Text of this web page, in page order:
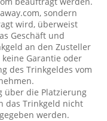
sondern
wird, überweist
Geschäft und
an den Zusteller
keine Garantie oder
des Trinkgeldes vom
über die Platzierung
das Trinkgeld nicht
werden.